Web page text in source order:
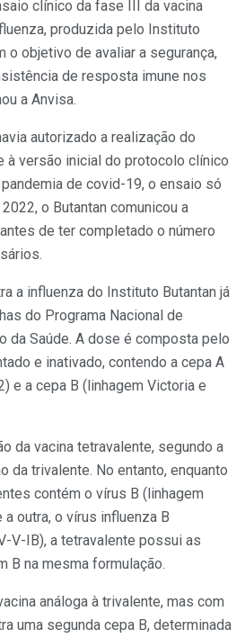
clínico da fase III da vacina
produzida pelo Instituto
o objetivo de avaliar a segurança,
de resposta imune nos
a Anvisa.
autorizado a realização do
à versão inicial do protocolo clínico
de covid-19, o ensaio só
o Butantan comunicou a
de ter completado o número
a influenza do Instituto Butantan já
do Programa Nacional de
da Saúde. A dose é composta pelo
e inativado, contendo a cepa A
e a cepa B (linhagem Victoria e
da vacina tetravalente, segundo a
da trivalente. No entanto, enquanto
contém o vírus B (linhagem
a outra, o vírus influenza B
V-IB), a tetravalente possui as
B na mesma formulação.
análoga à trivalente, mas com
uma segunda cepa B, determinada